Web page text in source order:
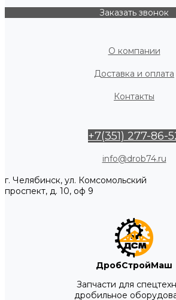
Заказать звонок
О компании
Доставка и оплата
Контакты
+7(351) 277-86-
info@drob74.ru
г. Челябинск, ул. Комсомольский
проспект, д. 10, оф 9
ДробСтройМаш
Запчасти для
дробильное